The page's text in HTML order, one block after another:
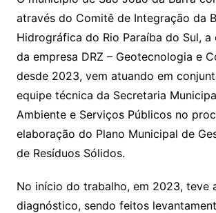
através do Comitê de Integração da
Hidrográfica do Rio Paraíba do Sul,
da empresa DRZ – Geotecnologia e
desde 2023, vem atuando em
equipe técnica da Secretaria
Ambiente e Serviços Públicos no
elaboração do Plano Municipal de
de Resíduos Sólidos.
No início do trabalho, em 2023, teve
diagnóstico, sendo feitos